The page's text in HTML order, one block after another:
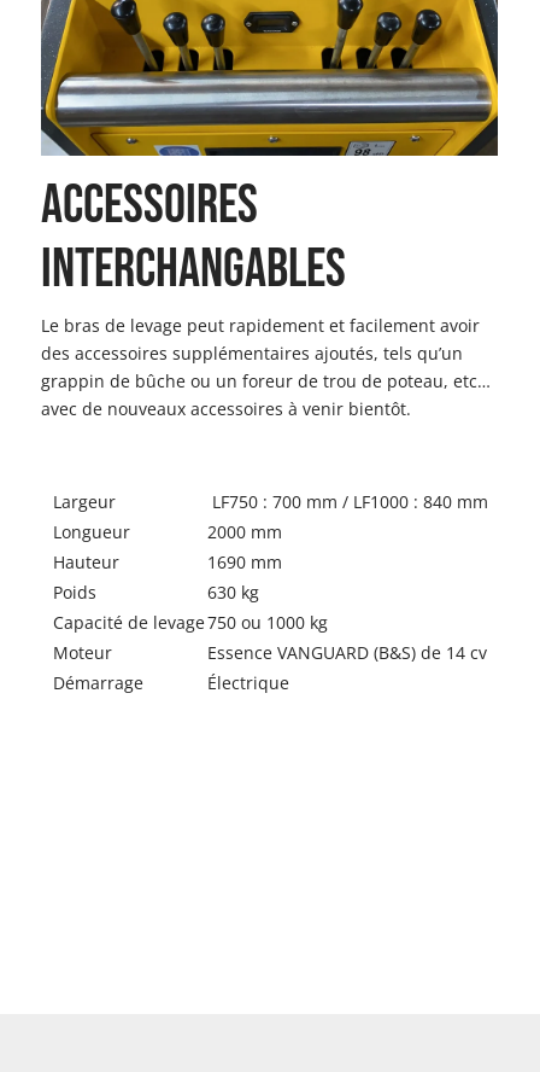
ACCESSOIRES
INTERCHANGABLES
Le bras de levage peut rapidement et facilement avoir
des accessoires supplémentaires ajoutés, tels qu’un
grappin de bûche ou un foreur de trou de poteau, etc…
avec de nouveaux accessoires à venir bientôt.
Largeur
LF750 : 700 mm / LF1000 : 840 mm
Longueur
2000 mm
Hauteur
1690 mm
Poids
630 kg
Capacité de levage750 ou 1000 kg
Moteur
Essence VANGUARD (B&S) de 14 cv
Démarrage
Électrique